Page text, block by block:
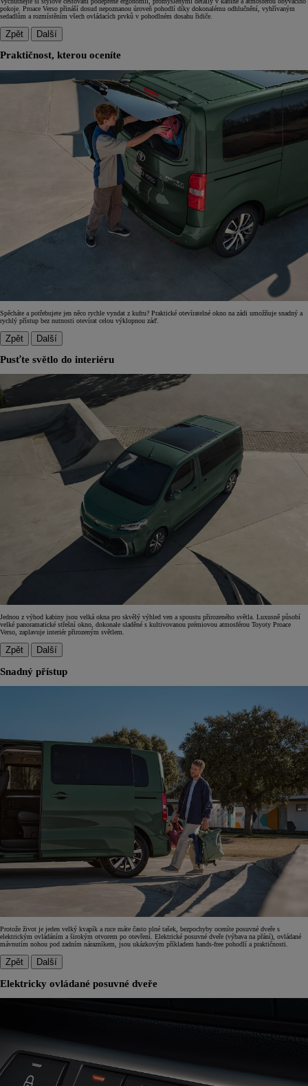
pokoje. Proace Verso přináší dosud nepoznanou úroveň pohodlí díky dokonalému odhlučnění, vyhřívaným
sedadlům a rozmístěním všech ovládacích prvků v pohodlném dosahu řidiče.
Zpět Další
Praktičnost, kterou oceníte
Spěcháte a potřebujete jen něco rychle vyndat z kufru? Praktické otevíratelné okno na zádi umožňuje snadný a
rychlý přístup bez nutnosti otevírat celou výklopnou záď.
Zpět Další
Pusťte světlo do interiéru
Jednou z výhod kabiny jsou velká okna pro skvělý výhled ven a spoustu přirozeného světla. Luxusně působí
velké panoramatické střešní okno, dokonale sladěné s kultivovanou prémiovou atmosférou Toyoty Proace
Verso, zaplavuje interiér přirozeným světlem.
Zpět Další
Snadný přístup
Protože život je jeden velký kvapík a ruce máte často plné tašek, bezpochyby oceníte posuvné dveře s
elektrickým ovládáním a širokým otvorem po otevření. Elektrické posuvné dveře (výbava na přání), ovládané
mávnutím nohou pod zadním nárazníkem, jsou ukázkovým příkladem hands-free pohodlí a praktičnosti.
Zpět Další
Elektricky ovládané posuvné dveře